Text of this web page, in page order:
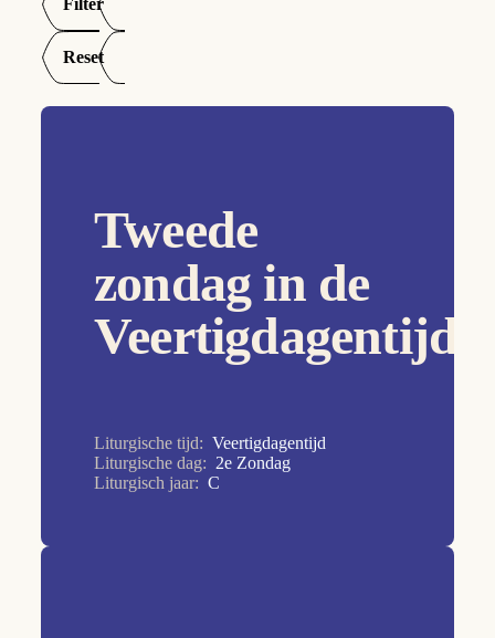
13e Zondag
14e Zondag
15e Zondag
18e Zondag
1e Zondag
20e Zondag
23e Zondag
24e Zondag
Kersttijd
Paastijd
A
B
Filter
Reset
Tweede
zondag in de
Veertigdagentijd
Liturgische tijd: Veertigdagentijd
Liturgische dag: 2e Zondag
Liturgisch jaar: C